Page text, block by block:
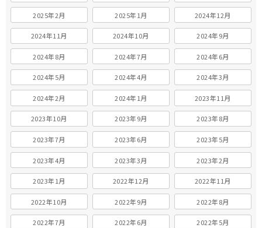
2025年2月 2025年1月 2024年12月
2024年11月 2024年10月 2024年9月
2024年8月 2024年7月 2024年6月
2024年5月 2024年4月 2024年3月
2024年2月 2024年1月 2023年11月
2023年10月 2023年9月 2023年8月
2023年7月 2023年6月 2023年5月
2023年4月 2023年3月 2023年2月
2023年1月 2022年12月 2022年11月
2022年10月 2022年9月 2022年8月
2022年7月 2022年6月 2022年5月